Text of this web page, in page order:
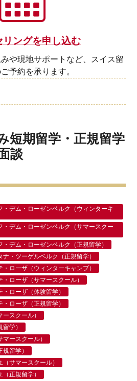
リングを申し込む
や現地サポートなど、スイス留
予約を承ります。
短期留学・正規留学
談
・デム・ローゼンベルク（ウィンターキ
・デム・ローゼンベルク（サマースクー
デム・ローゼンベルク（正規留学）
・ツーゲルベルク（正規留学）
ローザ（ウィンターキャンプ）
ローザ（サマースクール）
ローザ（体験留学）
ローザ（正規留学）
スクール）
学）
ースクール）
留学）
サマースクール）
正規留学）